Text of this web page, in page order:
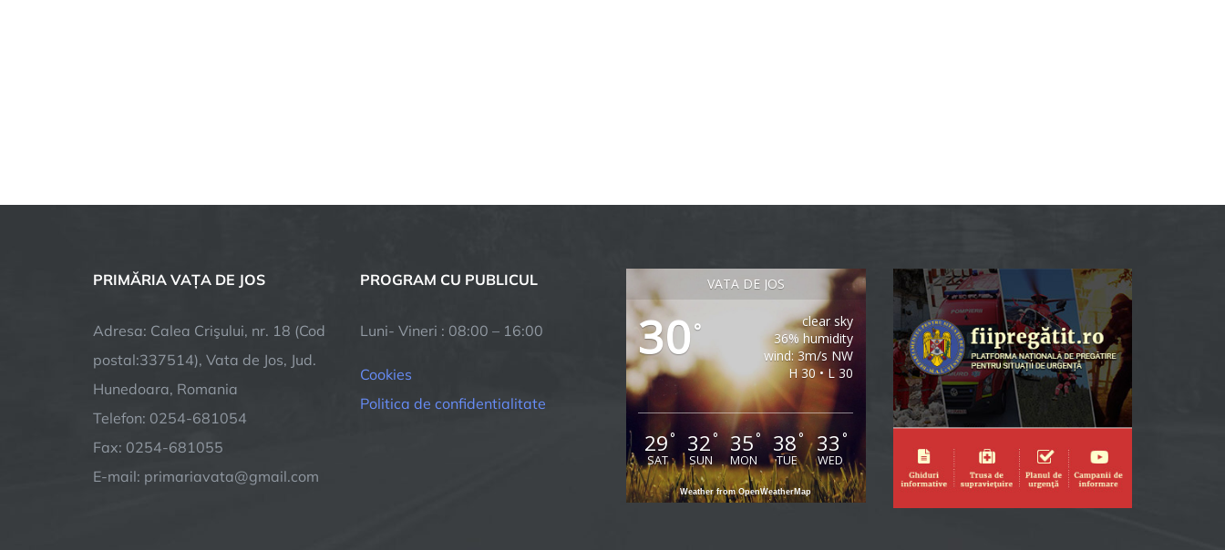
PRIMĂRIA VAȚA DE JOS
Adresa: Calea Crişului, nr. 18 (Cod
postal:337514), Vata de Jos, Jud.
Hunedoara, Romania
Telefon: 0254-681054
Fax: 0254-681055
E-mail: primariavata@gmail.com
PROGRAM CU PUBLICUL
Luni- Vineri : 08:00 – 16:00
Cookies
Politica de confidentialitate
VATA DE JOS
30°
clear sky
36% humidity
wind: 3m/s NW
H 30 • L 30
29°
SAT
32°
SUN
35°
MON
38°
TUE
33 °
WED
Weather from OpenWeatherMap